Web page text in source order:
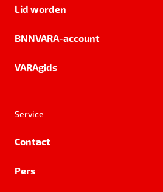
Lid worden
BNNVARA-account
VARAgids
Service
Contact
Pers